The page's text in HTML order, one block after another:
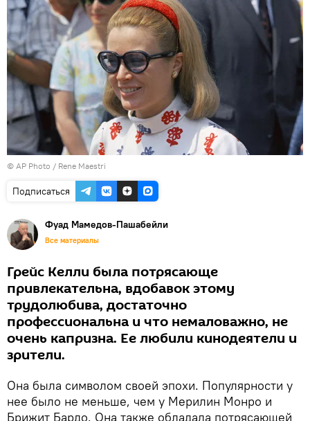
© AP Photo / Rene Maestri
Подписаться
Фуад Мамедов-Пашабейли
Все материалы
Грейс Келли была потрясающе
привлекательна, вдобавок этому
трудолюбива, достаточно
профессиональна и что немаловажно, не
очень капризна. Ее любили кинодеятели и
зрители.
Она была символом своей эпохи. Популярности у
нее было не меньше, чем у Мерилин Монро и
Брижит Бардо. Она также обладала потрясающей